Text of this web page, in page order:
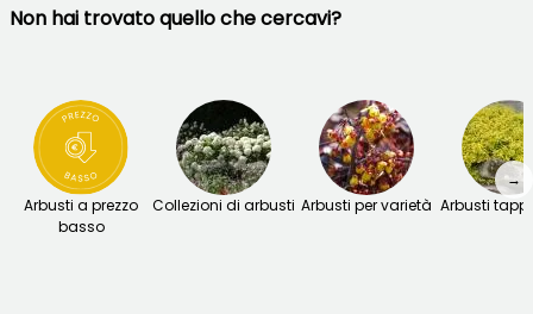
Non hai trovato quello che cercavi?
Arbusti a prezzo
basso
Collezioni di arbusti Arbusti per varietà Arbusti
→